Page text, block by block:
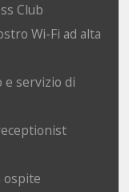
Club
Wi-Fi ad alta
e servizio di
ospite